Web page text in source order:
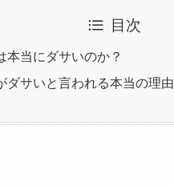
目次
本当にダサいのか？
ダサいと言われる本当の理由